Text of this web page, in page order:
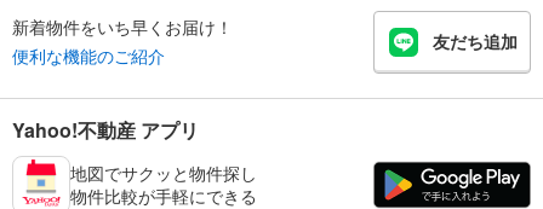
新着物件をいち早くお届け！
便利な機能のご紹介
友だち追加
Yahoo!不動産 アプリ
地図でサクッと物件探し
物件比較が手軽にできる